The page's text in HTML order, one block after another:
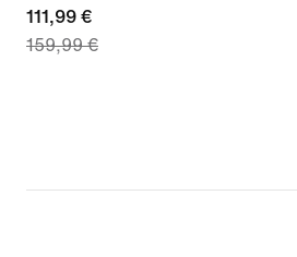
current
price
111,99 €
159,99 €